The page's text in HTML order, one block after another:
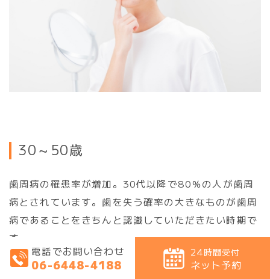
30～50歳
歯周病の罹患率が増加。30代以降で80％の人が歯周
病とされています。歯を失う確率の大きなものが歯周
病であることをきちんと認識していただきたい時期で
す。
電話でお問い合わせ
06-6448-4188
24時間受付
ネット予約